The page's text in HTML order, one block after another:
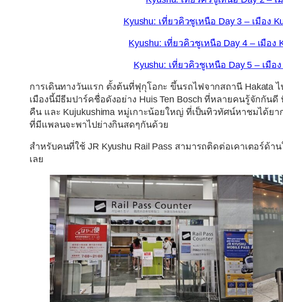
Kyushu: เที่ยวคิวชูเหนือ Day 3 – เมือง
Kyushu: เที่ยวคิวชูเหนือ Day 4 – เมือง
Kyushu: เที่ยวคิวชูเหนือ Day 5 – เมือ
การเดินทางวันแรก ตั้งต้นที่ฟุกุโอกะ ขึ้นรถไฟจากสถานี Hakata
เมืองนี้มีธีมปาร์คชื่อดังอย่าง Huis Ten Bosch ที่หลายคนรู้จักกัน
คืน และ Kujukushima หมู่เกาะน้อยใหญ่ ที่เป็นทิวทัศน์หาชมได้ย
ที่มีแพลนจะพาไปย่างกินสดๆกันด้วย
สำหรับคนที่ใช้ JR Kyushu Rail Pass สามารถติดต่อเคาเตอร์ด้
เลย